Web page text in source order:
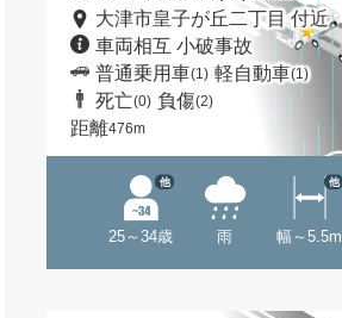
大津市皇子が丘二丁目 付近
車両相互 小破事故
普通乗用車(1) 軽自動車(1)
死亡(0) 負傷(2)
距離476m
25～34歳
他
雨 幅～5.5m
他